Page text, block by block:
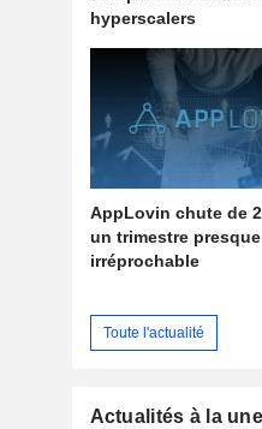
hyperscalers
AppLovin chute de
un trimestre presque
irréprochable
Toute l'actualité
Actualités à la une